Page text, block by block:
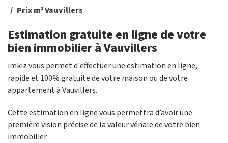
Prix m² Vauvillers
Estimation gratuite en ligne de votre
bien immobilier à Vauvillers
imkiz vous permet d'effectuer une estimation en ligne,
rapide et 100% gratuite de votre maison ou de votre
appartement à Vauvillers.
Cette estimation en ligne vous permettra d’avoir une
première vision précise de la valeur vénale de votre bien
immobilier.